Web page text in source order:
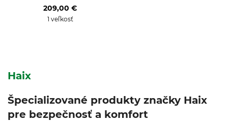
209,00 €
1 veľkosť
Haix
Špecializované produkty značky Haix
pre bezpečnosť a komfort